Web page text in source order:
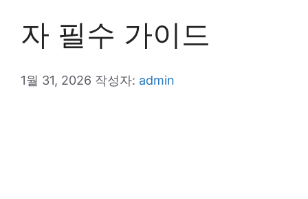
자 필수 가이드
1월 31, 2026 작성자: admin